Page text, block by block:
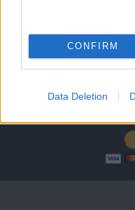
CONFIRM
Data Deletion
Támogatás